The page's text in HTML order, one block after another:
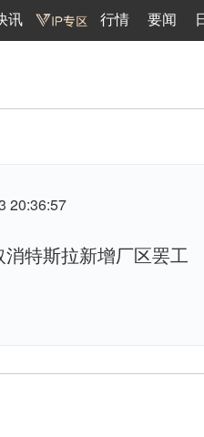
讯 行情 要闻
20:36:57
消特斯拉新增厂区罢工